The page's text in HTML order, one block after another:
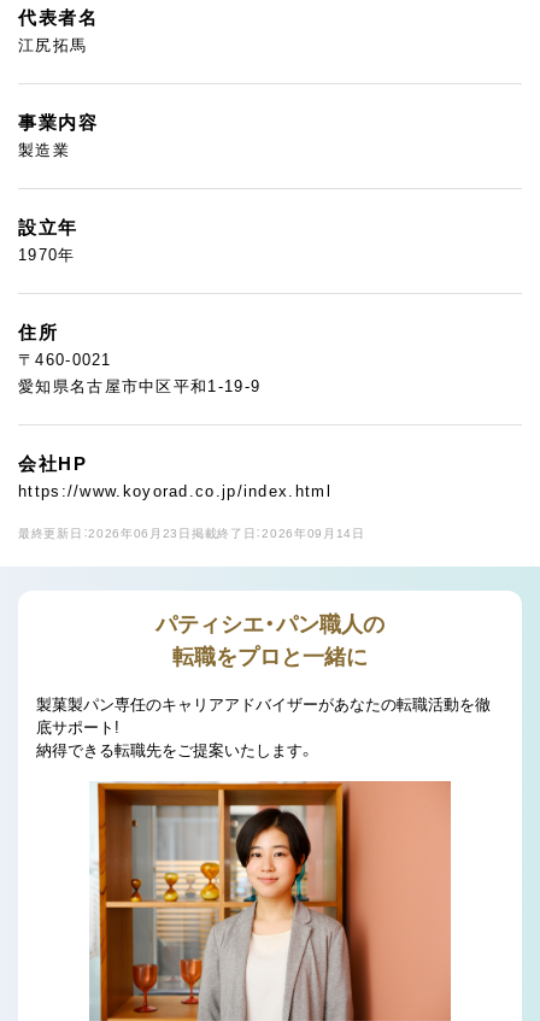
代表者名
江尻拓馬
事業内容
製造業
設立年
1970年
住所
〒460-0021
愛知県名古屋市中区平和1-19-9
会社HP
https://www.koyorad.co.jp/index.html
最終更新日：2026年06月23日 掲載終了日：2026年09月14日
パティシエ・パン職人の
転職をプロと一緒に
製菓製パン専任のキャリアアドバイザーがあなたの転職活動を徹
底サポート!
納得できる転職先をご提案いたします。